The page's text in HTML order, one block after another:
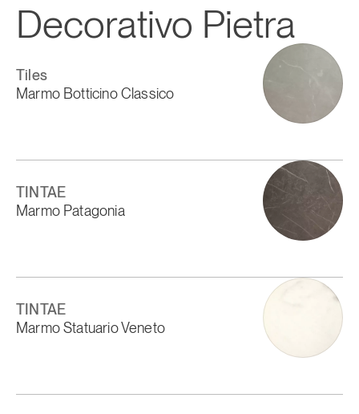
Decorativo Pietra
Tiles
Marmo Botticino Classico
TINTAE
Marmo Patagonia
TINTAE
Marmo Statuario Veneto